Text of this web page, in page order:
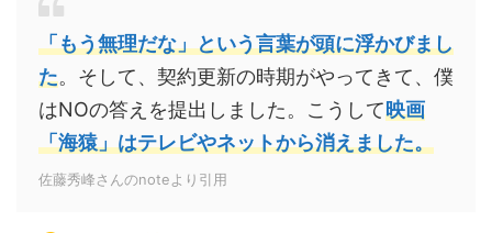
「もう無理だな」という言葉が頭に浮かびまし
た。そして、契約更新の時期がやってきて、僕
はNOの答えを提出しました。こうして映画
「海猿」はテレビやネットから消えました。
佐藤秀峰さんのnoteより引用